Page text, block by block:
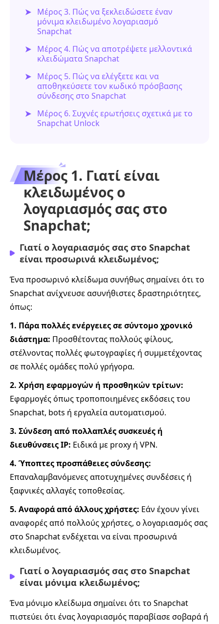
Μέρος 3. Πώς να ξεκλειδώσετε έναν
μόνιμα κλειδωμένο λογαριασμό
Snapchat
Μέρος 4. Πώς να αποτρέψετε μελλοντικά
κλειδώματα Snapchat
Μέρος 5. Πώς να ελέγξετε και να
αποθηκεύσετε τον κωδικό πρόσβασης
σύνδεσης στο Snapchat
Μέρος 6. Συχνές ερωτήσεις σχετικά με το
Snapchat Unlock
Μέρος 1. Γιατί είναι
κλειδωμένος ο
λογαριασμός σας στο
Snapchat;
Γιατί ο λογαριασμός σας στο Snapchat
είναι προσωρινά κλειδωμένος;
Ένα προσωρινό κλείδωμα συνήθως σημαίνει ότι το
Snapchat ανίχνευσε ασυνήθιστες δραστηριότητες,
όπως:
1. Πάρα πολλές ενέργειες σε σύντομο χρονικό
διάστημα: Προσθέτοντας πολλούς φίλους,
στέλνοντας πολλές φωτογραφίες ή συμμετέχοντας
σε πολλές ομάδες πολύ γρήγορα.
2. Χρήση εφαρμογών ή προσθηκών τρίτων:
Εφαρμογές όπως τροποποιημένες εκδόσεις του
Snapchat, bots ή εργαλεία αυτοματισμού.
3. Σύνδεση από πολλαπλές συσκευές ή
διευθύνσεις IP: Ειδικά με proxy ή VPN.
4. Ύποπτες προσπάθειες σύνδεσης:
Επαναλαμβανόμενες αποτυχημένες συνδέσεις ή
ξαφνικές αλλαγές τοποθεσίας.
5. Αναφορά από άλλους χρήστες: Εάν έχουν γίνει
αναφορές από πολλούς χρήστες, ο λογαριασμός σας
στο Snapchat ενδέχεται να είναι προσωρινά
κλειδωμένος.
Γιατί ο λογαριασμός σας στο Snapchat
είναι μόνιμα κλειδωμένος;
Ένα μόνιμο κλείδωμα σημαίνει ότι το Snapchat
πιστεύει ότι ένας λογαριασμός παραβίασε σοβαρά ή